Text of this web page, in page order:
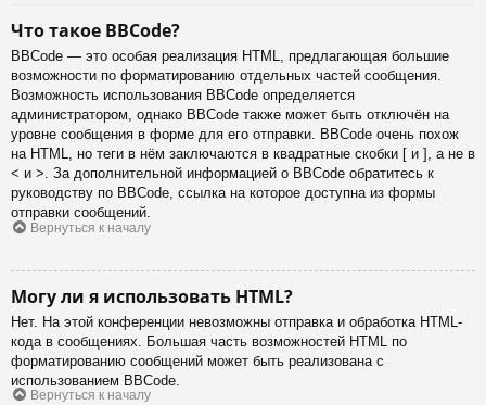
Что такое BBCode?
BBCode — это особая реализация HTML, предлагающая большие
возможности по форматированию отдельных частей сообщения.
Возможность использования BBCode определяется
администратором, однако BBCode также может быть отключён на
уровне сообщения в форме для его отправки. BBCode очень похож
на HTML, но теги в нём заключаются в квадратные скобки [ и ], а не в
< и >. За дополнительной информацией о BBCode обратитесь к
руководству по BBCode, ссылка на которое доступна из формы
отправки сообщений.
Вернуться к началу
Могу ли я использовать HTML?
Нет. На этой конференции невозможны отправка и обработка HTML-
кода в сообщениях. Большая часть возможностей HTML по
форматированию сообщений может быть реализована с
использованием BBCode.
Вернуться к началу